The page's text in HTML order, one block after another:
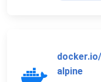
alpine